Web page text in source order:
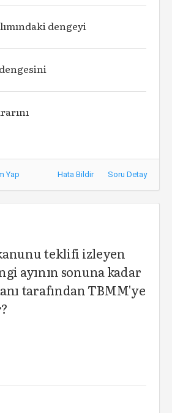
dengeyi
Yap Hata Bildir Soru Detay
teklifi izleyen
ayının sonuna kadar
tarafından TBMM'ye